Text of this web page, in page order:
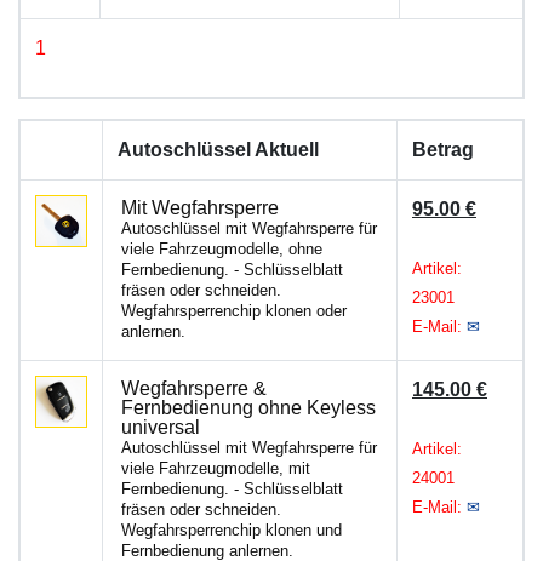
1
Autoschlüssel Aktuell Betrag
Mit Wegfahrsperre
Autoschlüssel mit Wegfahrsperre für
viele Fahrzeugmodelle, ohne
Fernbedienung. - Schlüsselblatt
fräsen oder schneiden.
Wegfahrsperrenchip klonen oder
anlernen.
95.00 €
Artikel:
23001
E-Mail: ✉
Wegfahrsperre &
Fernbedienung ohne Keyless
universal
Autoschlüssel mit Wegfahrsperre für
viele Fahrzeugmodelle, mit
Fernbedienung. - Schlüsselblatt
fräsen oder schneiden.
Wegfahrsperrenchip klonen und
Fernbedienung anlernen.
145.00 €
Artikel:
24001
E-Mail: ✉